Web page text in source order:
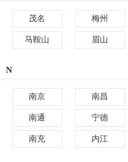
茂名 梅州
马鞍山 眉山
N
南京 南昌
南通 宁德
南充 内江